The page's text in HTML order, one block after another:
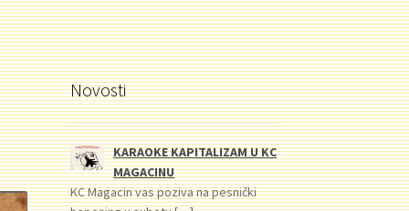
Novosti
KARAOKE KAPITALIZAM U KC
MAGACINU
KC Magacin vas poziva na pesnički